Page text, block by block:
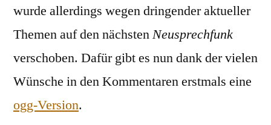
wurde allerdings wegen dringender aktueller
Themen auf den nächstenNeusprechfunk
verschoben. Dafür gibt es nun dank der vielen
Wünsche in den Kommentaren erstmals eine
ogg-Version.